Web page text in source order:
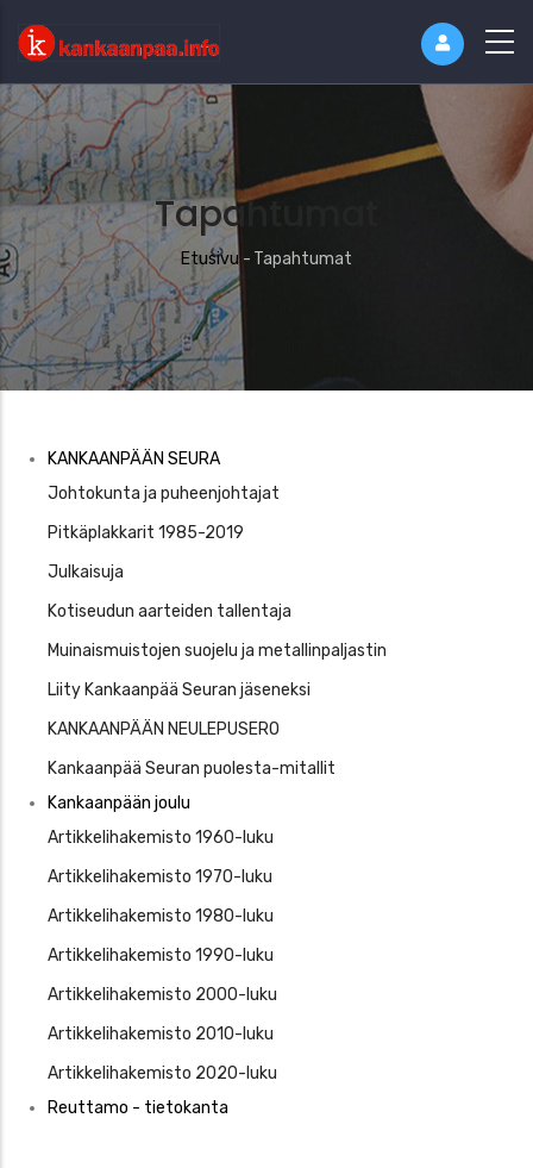
Tapahtumat
Murupolku
Etusivu - Tapahtumat
Kankaaanpää
Seura
KANKAANPÄÄN SEURA
Johtokunta ja puheenjohtajat
Pitkäplakkarit 1985-2019
Julkaisuja
Kotiseudun aarteiden tallentaja
Muinaismuistojen suojelu ja metallinpaljastin
Liity Kankaanpää Seuran jäseneksi
KANKAANPÄÄN NEULEPUSERO
Kankaanpää Seuran puolesta-mitallit
Kankaanpään joulu
Artikkelihakemisto 1960-luku
Artikkelihakemisto 1970-luku
Artikkelihakemisto 1980-luku
Artikkelihakemisto 1990-luku
Artikkelihakemisto 2000-luku
Artikkelihakemisto 2010-luku
Artikkelihakemisto 2020-luku
Reuttamo - tietokanta